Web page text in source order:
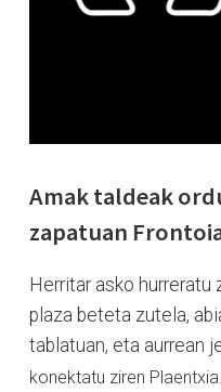
Amak taldeak
zapatuan
Herritar asko hurreratu
plaza beteta zutela,
tablatuan, eta aurrean
konektatu ziren